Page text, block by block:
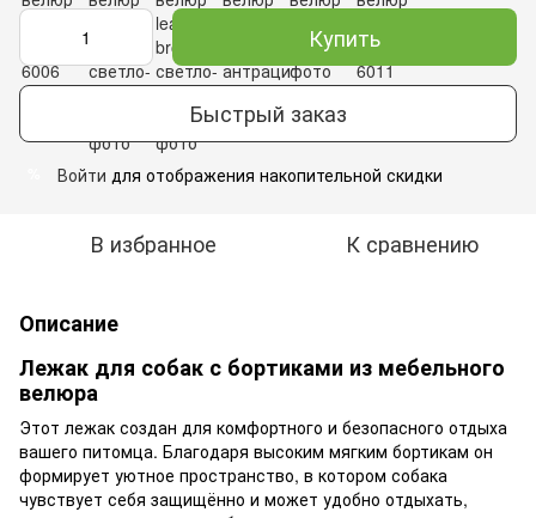
Купить
Быстрый заказ
Войти для отображения накопительной скидки
В избранное К сравнению
Описание
Лежак для собак с бортиками из мебельного
велюра
Этот лежак создан для комфортного и безопасного отдыха
вашего питомца. Благодаря высоким мягким бортикам он
формирует уютное пространство, в котором собака
чувствует себя защищённо и может удобно отдыхать,